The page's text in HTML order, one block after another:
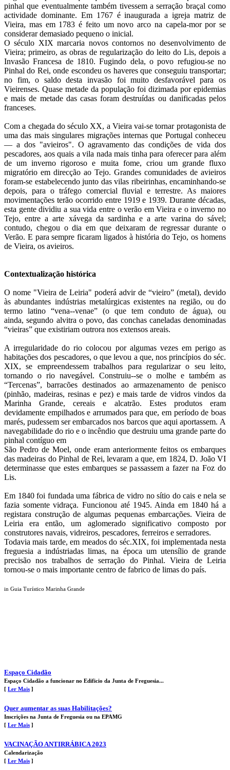
pinhal que eventualmente também tivessem a serração braçal como
actividade dominante. Em 1767 é inaugurada a igreja matriz de
Vieira, mas em 1783 é feito um novo arco na capela-mor por se
considerar demasiado pequeno o inicial.
O século XIX marcaria novos contornos no desenvolvimento de
Vieira; primeiro, as obras de regularização do leito do Lis, depois a
Invasão Francesa de 1810. Fugindo dela, o povo refugiou-se no
Pinhal do Rei, onde escondeu os haveres que conseguiu transportar;
no fim, o saldo desta invasão foi muito desfavorável para os
Vieirenses. Quase metade da população foi dizimada por epidemias
e mais de metade das casas foram destruídas ou danificadas pelos
franceses.
Com a chegada do século XX, a Vieira vai-se tornar protagonista de
uma das mais singulares migrações internas que Portugal conheceu
— a dos "avieiros". O agravamento das condições de vida dos
pescadores, aos quais a vila nada mais tinha para oferecer para além
de um inverno rigoroso e muita fome, criou um grande fluxo
migratório em direcção ao Tejo. Grandes comunidades de avieiros
foram-se estabelecendo junto das vilas ribeirinhas, encaminhando-se
depois, para o tráfego comercial fluvial e terrestre. As maiores
movimentações terão ocorrido entre 1919 e 1939. Durante décadas,
esta gente dividiu a sua vida entre o verão em Vieira e o inverno no
Tejo, entre a arte xávega da sardinha e a arte varina do sável;
contudo, chegou o dia em que deixaram de regressar durante o
Verão. E para sempre ficaram ligados à história do Tejo, os homens
de Vieira, os avieiros.
Contextualização histórica
O nome "Vieira de Leiria" poderá advir de “vieiro” (metal), devido
às abundantes indústrias metalúrgicas existentes na região, ou do
termo latino “vena--venae” (o que tem conduto de água), ou
ainda,segundo alvitra o povo, das conchas caneladas denominadas
“vieiras” que existiriam outrora nos extensos areais.
A irregularidade do rio colocou por algumas vezes em perigo as
habitações dos pescadores, o que levou a que, nos princípios do séc.
XIX, se empreendessem trabalhos para regularizar o seu leito,
tornando o rio navegável. Construiu--se o molhe e também as
“Tercenas”, barracões destinados ao armazenamento de penisco
(pinhão, madeiras, resinas e pez) e mais tarde de vidros vindos da
Marinha Grande, cereais e alcatrão. Estes produtos eram
devidamente empilhados e arrumados para que, em período de boas
marés, pudessem ser embarcados nos barcos que aqui aportassem. A
navegabilidade do rio e o incêndio que destruiu uma grande parte do
pinhal contíguo em
São Pedro de Moel, onde eram anteriormente feitos os embarques
das madeiras do Pinhal de Rei, levaram a que, em 1824, D. João VI
determinasse que estes embarques se passassem a fazer na Foz do
Lis.
Em 1840 foi fundada uma fábrica de vidro no sítio do cais e nela se
fazia somente vidraça. Funcionou até 1945. Ainda em 1840 há a
registara construção de algumas pequenas embarcações. Vieira de
Leiria era então, um aglomerado significativo composto por
construtores navais, vidreiros, pescadores, ferreiros e serradores.
Todavia mais tarde, em meados do séc.XIX, foi implementada nesta
freguesia a indústriadas limas, na época um utensílio de grande
precisão nos trabalhos de serração do Pinhal. Vieira de Leiria
tornou-se o mais importante centro de fabrico de limas do país.
in Guia Turístico Marinha Grande
Espaço Cidadão
Espaço Cidadão a funcionar no Edificio da Junta de Freguesia...
[ Ler Mais ]
Quer aumentar as suas Habilitações?
Inscrições na Junta de Freguesia ou na EPAMG
[ Ler Mais ]
VACINAÇÃO ANTIRRÁBICA 2023
Calendarização
[ Ler Mais ]